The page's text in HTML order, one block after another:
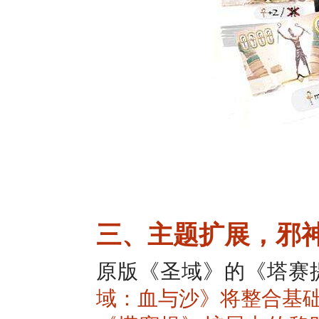
三、主题扩展，邪
原版《圣域》的《塔
域：血与沙》将整合基